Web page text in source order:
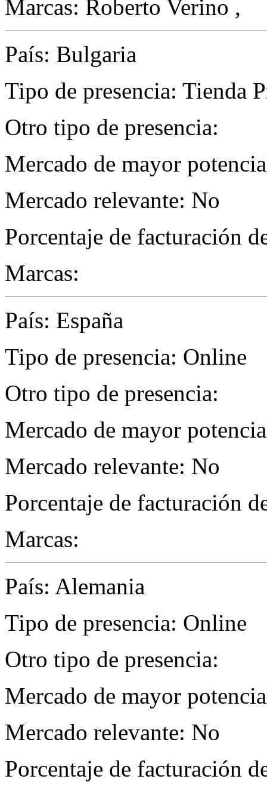
Marcas: Roberto Verino ,
País: Bulgaria
Tipo de presencia: Tienda
Otro tipo de presencia:
Mercado de mayor
Mercado relevante: No
Porcentaje de facturación
Marcas:
País: España
Tipo de presencia: Online
Otro tipo de presencia:
Mercado de mayor
Mercado relevante: No
Porcentaje de facturación
Marcas:
País: Alemania
Tipo de presencia: Online
Otro tipo de presencia:
Mercado de mayor
Mercado relevante: No
Porcentaje de facturación